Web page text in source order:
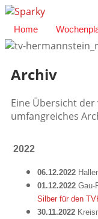
Home
Archiv
Eine Übersicht
umfangreiches
2022
06.12.2022
01.12.2022 Gau-
Silber für den
30.11.2022